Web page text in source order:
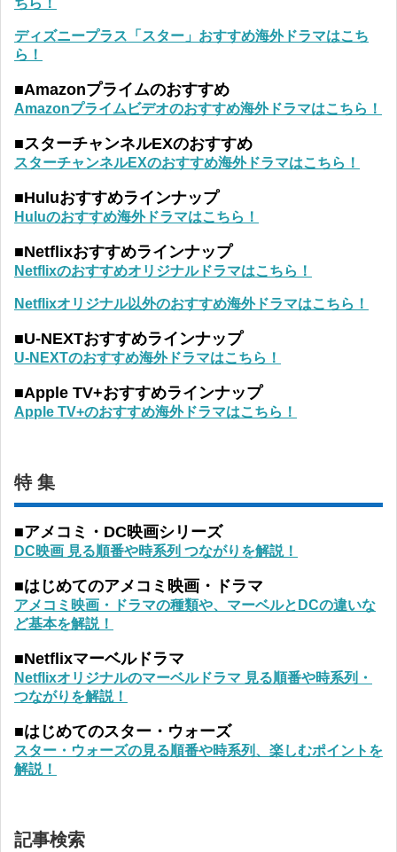
ディズニープラス「スター」おすすめ海外ドラマはこち
ら！
■Amazonプライムのおすすめ
Amazonプライムビデオのおすすめ海外ドラマはこちら！
■スターチャンネルEXのおすすめ
スターチャンネルEXのおすすめ海外ドラマはこちら！
■Huluおすすめラインナップ
Huluのおすすめ海外ドラマはこちら！
■Netflixおすすめラインナップ
Netflixのおすすめオリジナルドラマはこちら！
Netflixオリジナル以外のおすすめ海外ドラマはこちら！
■U-NEXTおすすめラインナップ
U-NEXTのおすすめ海外ドラマはこちら！
■Apple TV+おすすめラインナップ
Apple TV+のおすすめ海外ドラマはこちら！
特 集
■アメコミ・DC映画シリーズ
DC映画 見る順番や時系列 つながりを解説！
■はじめてのアメコミ映画・ドラマ
アメコミ映画・ドラマの種類や、マーベルとDCの違いな
ど基本を解説！
■Netflixマーベルドラマ
Netflixオリジナルのマーベルドラマ 見る順番や時系列・
つながりを解説！
■はじめてのスター・ウォーズ
スター・ウォーズの見る順番や時系列、楽しむポイントを
解説！
記事検索